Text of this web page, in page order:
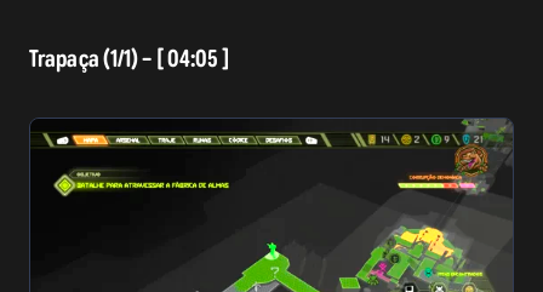
Trapaça (1/1) – [ 04:05 ]